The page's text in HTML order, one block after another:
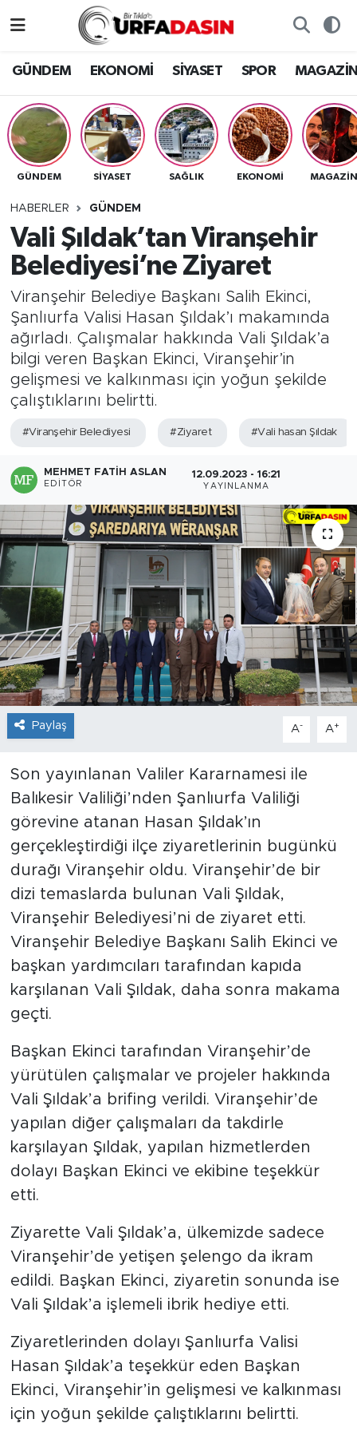
GÜNDEM EKONOMİ SİYASET SPOR
GÜNDEM SİYASET SAĞLIK EKONOMİ
HABERLER GÜNDEM
Vali Şıldak’tan Viranşehir
Belediyesi’ne Ziyaret
Viranşehir Belediye Başkanı Salih Ekinci,
Şanlıurfa Valisi Hasan Şıldak’ı makamında
ağırladı. Çalışmalar hakkında Vali Şıldak’a
bilgi veren Başkan Ekinci, Viranşehir’in
gelişmesi ve kalkınması için yoğun şekilde
çalıştıklarını belirtti.
#Viranşehir Belediyesi #Ziyaret #Vali hasan Şıldak
MEHMET FATIH ASLAN
EDITÖR
12.09.2023 - 16:21
YAYINLANMA
Paylaş A- A+
Son yayınlanan Valiler Kararnamesi ile
Balıkesir Valiliği’nden Şanlıurfa Valiliği
görevine atanan Hasan Şıldak’ın
gerçekleştirdiği ilçe ziyaretlerinin bugünkü
durağı Viranşehir oldu. Viranşehir’de bir
dizi temaslarda bulunan Vali Şıldak,
Viranşehir Belediyesi’ni de ziyaret etti.
Viranşehir Belediye Başkanı Salih Ekinci ve
başkan yardımcıları tarafından kapıda
karşılanan Vali Şıldak, daha sonra makama
geçti.
Başkan Ekinci tarafından Viranşehir’de
yürütülen çalışmalar ve projeler hakkında
Vali Şıldak’a brifing verildi. Viranşehir’de
yapılan diğer çalışmaları da takdirle
karşılayan Şıldak, yapılan hizmetlerden
dolayı Başkan Ekinci ve ekibine teşekkür
etti.
Ziyarette Vali Şıldak’a, ülkemizde sadece
Viranşehir’de yetişen şelengo da ikram
edildi. Başkan Ekinci, ziyaretin sonunda ise
Vali Şıldak’a işlemeli ibrik hediye etti.
Ziyaretlerinden dolayı Şanlıurfa Valisi
Hasan Şıldak’a teşekkür eden Başkan
Ekinci, Viranşehir’in gelişmesi ve kalkınması
için yoğun şekilde çalıştıklarını belirtti.
EKONOMİ
SİYASET
SPOR
MAGAZİN
SAĞLIK
TEKNOLOJİ
OTOMOBİL
Gizlilik ve Güvenlik Politikası
İletişim
Nöbetçi Eczaneler
Hava Durumu
Namaz Vakitleri
Trafik Durumu
Süper Lig Puan Durumu ve Fikstür
Tüm Manşetler
Son Dakika Haberleri
Haber Arşivi